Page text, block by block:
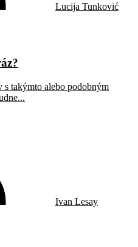
Lucija Tunković
s takýmto alebo podobným
Ivan Lesay